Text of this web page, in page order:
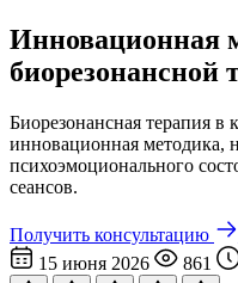
Инновационная
биорезонансной
Биорезонансная терапия
инновационная методика,
психоэмоционального
сеансов.
Получить консультацию
15 июня 2026
861